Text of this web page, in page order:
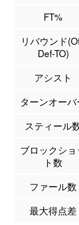
FT%
リバウンド
Def-TO)
アシスト
ターンオーバ
スティール
ブロックショ
ト数
ファール数
最大得点差